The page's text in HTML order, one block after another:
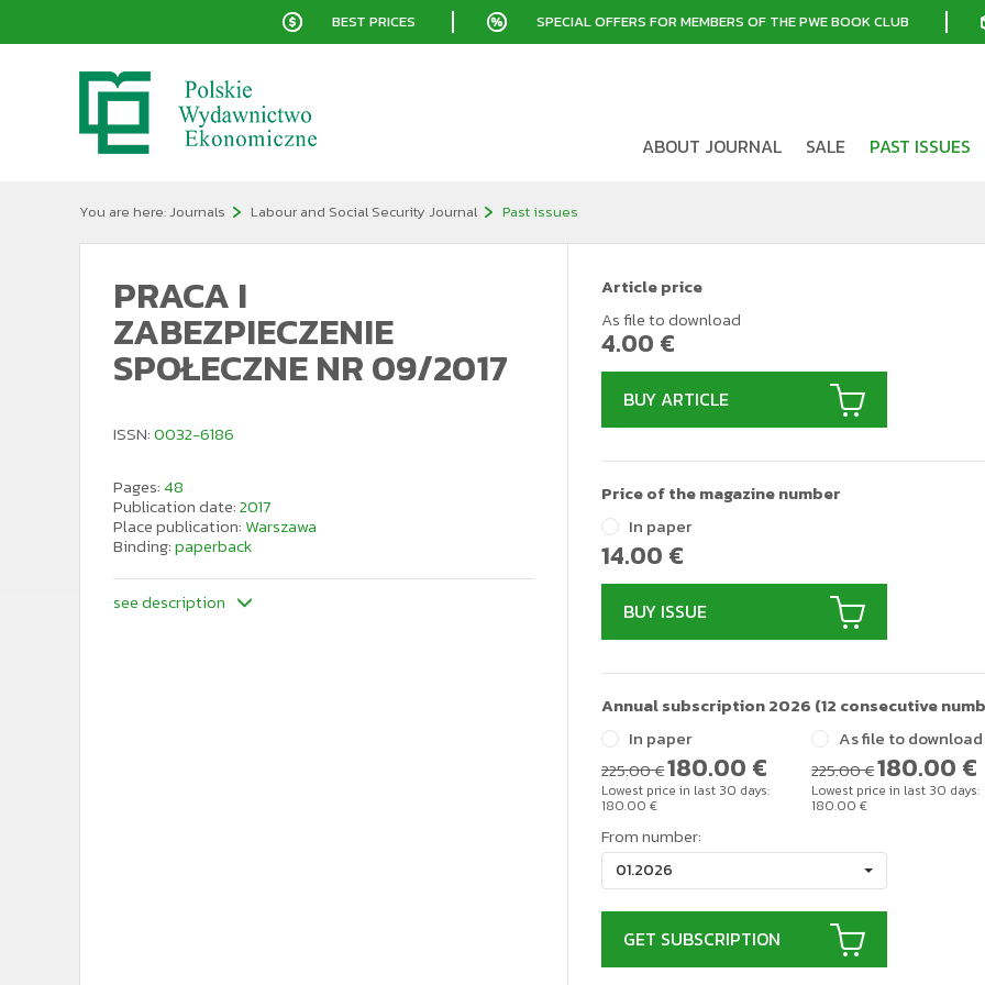
BEST PRICES SPECIAL OFFERS FOR MEMBERS OF THE PWE BOOK CLUB
ABOUT JOURNAL SALE PAST ISSUES
You are here:Journals Labour and Social Security Journal Past issues
PRACA I
ZABEZPIECZENIE
SPOŁECZNE NR 09/2017
ISSN:0032-6186
Pages:48
Publication date:2017
Place publication: Warszawa
Binding:paperback
see description
Article price
As file to download
4.00 €
BUY ARTICLE
Price of the magazine number
In paper
14.00 €
BUY ISSUE
Annual subscription 2026 (12 consecutive
In paper
225.00 €180.00 €
Lowest price in last 30 days:
180.00 €
As file to download
225.00 €180.00 €
Lowest price in last 30 days:
180.00 €
From number:
01.2026
GET SUBSCRIPTION